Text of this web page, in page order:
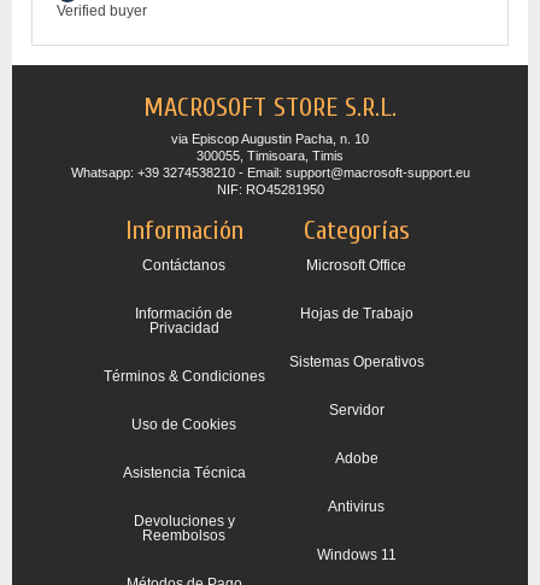
Verified buyer
MACROSOFT STORE S.R.L.
via Episcop Augustin Pacha, n. 10
300055, Timisoara, Timis
Whatsapp: +39 3274538210 - Email: support@macrosoft-support.eu
NIF: RO45281950
Información
Contáctanos
Información de
Privacidad
Términos & Condiciones
Uso de Cookies
Asistencia Técnica
Devoluciones y
Reembolsos
Categorías
Microsoft Office
Hojas de Trabajo
Sistemas Operativos
Servidor
Adobe
Antivirus
Windows 11